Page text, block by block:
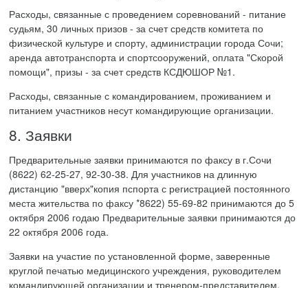
Расходы, связанные с проведением соревнований - питание
судьям, 30 личных призов - за счет средств комитета по
физической культуре и спорту, администрации города Сочи;
аренда автотранспорта и спортсооружений, оплата "Скорой
помощи", призы - за счет средств КСДЮШОР №1.
Расходы, связанные с командированием, проживанием и
питанием участников несут командирующие организации.
8. Заявки
Предварительные заявки принимаются по факсу в г.Сочи
(8622) 62-25-27, 92-30-38. Для участников на длинную
дистанцию "вверх"копия пспорта с регистрацией постоянного
места жительства по факсу *8622) 55-69-82 принимаются до 5
октября 2006 годаю Предварительные заявки принимаются до
22 октября 2006 года.
Заявки на участие по установленной форме, заверенные
круглой печатью медицинского учреждения, руководителем
командирующей организации и тренером-представителем,